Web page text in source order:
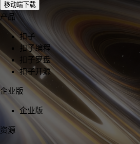
移动端下载
产品
扣子
扣子编程
扣子罗盘
扣子开源
企业版
企业版
资源